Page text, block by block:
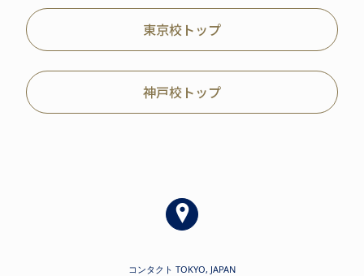
東京校トップ
神戸校トップ
コンタクト TOKYO, JAPAN